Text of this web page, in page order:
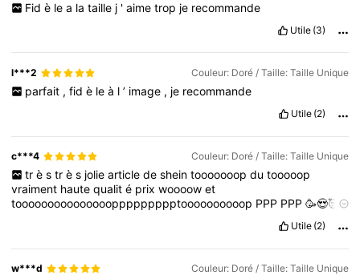
Fid è le a la taille j ' aime trop je recommande
Utile (3)
l***2 Couleur: Doré / Taille: Taille Unique
parfait , fid è le à l ’ image , je recommande
Utile (2)
c***4 Couleur: Doré / Taille: Taille Unique
tr è s tr è s jolie article de shein tooooooop du tooooop
vraiment hautequalité prixwoooowet
toooooooooooooooppppppppptoooooooooop PPP PPP🥳😍🥰❣️
Utile (2)
w***d Couleur: Doré / Taille: Taille Unique